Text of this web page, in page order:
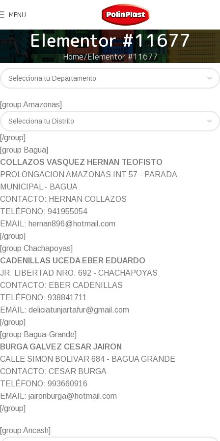
MENU
Elementor #11677
Home Elementor #11677
[group Amazonas]
[/group]
[group Bagua]
COLLAZOS VASQUEZ HERNAN TEOFISTO
PROLONGACION AMAZONAS INT 57 - PARADA
MUNICIPAL - BAGUA
CONTACTO: HERNAN COLLAZOS
TELÉFONO: 941955054
EMAIL: hernan896@hotmail.com
[/group]
[group Chachapoyas]
CADENILLAS UCEDA EBER EDUARDO
JR. LIBERTAD NRO. 692 - CHACHAPOYAS
CONTACTO: EBER CADENILLAS
TELÉFONO: 938841711
EMAIL: deliciatunjartafur@gmail.com
[/group]
[group Bagua-Grande]
BURGA GALVEZ CESAR JAIRON
CALLE SIMON BOLIVAR 684 - BAGUA GRANDE
CONTACTO: CESAR BURGA
TELÉFONO: 993660916
EMAIL: jaironburga@hotmail.com
[/group]
[group Ancash]